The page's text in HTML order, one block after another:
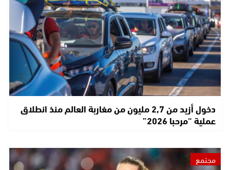
دخول أزيد من 2,7 مليون من مغاربة العالم منذ انطلاق
عملية “مرحبا 2026”
مجتمع